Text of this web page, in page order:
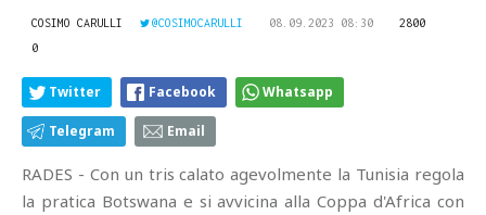
COSIMO CARULLI @COSIMOCARULLI 08.09.2023 08:30
2800
0
Twitter Facebook Whatsapp
Telegram Email
RADES - Con un tris calato agevolmente la Tunisia regola
la pratica Botswana e si avvicina alla Coppa d'Africa con